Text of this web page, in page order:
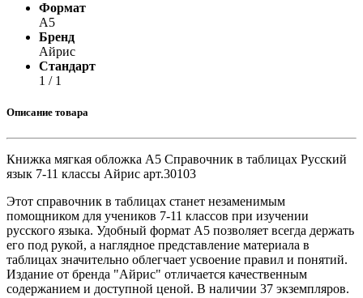
Формат
А5
Бренд
Айрис
Стандарт
1 / 1
Описание товара
Книжка мягкая обложка А5 Справочник в таблицах Русский
язык 7-11 классы Айрис арт.30103
Этот справочник в таблицах станет незаменимым
помощником для учеников 7-11 классов при изучении
русского языка. Удобный формат А5 позволяет всегда держать
его под рукой, а наглядное представление материала в
таблицах значительно облегчает усвоение правил и понятий.
Издание от бренда "Айрис" отличается качественным
содержанием и доступной ценой. В наличии 37 экземпляров.